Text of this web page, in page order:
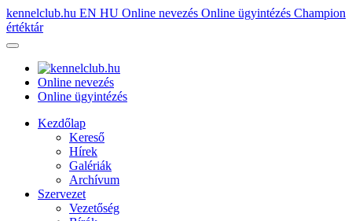
kennelclub.hu EN HU Online nevezés Online ügyintézés Champion
értéktár
Online nevezés
Online ügyintézés
Kezdőlap
Kereső
Hírek
Galériák
Archívum
Szervezet
Vezetőség